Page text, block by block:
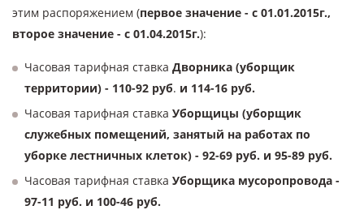
этим распоряжением (первое значение - с 01.01.2015г.,
второе значение - с 01.04.2015г.):
Часовая тарифная ставка Дворника (уборщик
территории) - 110-92 руб. и 114-16 руб.
Часовая тарифная ставка Уборщицы (уборщик
служебных помещений, занятый на работах по
уборке лестничных клеток) - 92-69 руб. и 95-89 руб.
Часовая тарифная ставка Уборщика мусоропровода -
97-11 руб. и 100-46 руб.